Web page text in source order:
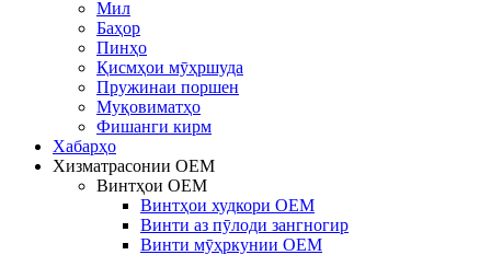
Мил
Баҳор
Пинҳо
Қисмҳои мӯҳршуда
Пружинаи поршен
Муқовиматҳо
Фишанги кирм
Хабарҳо
Хизматрасонии OEM
Винтҳои OEM
Винтҳои худкори OEM
Винти аз пӯлоди зангногир
Винти мӯҳркунии OEM